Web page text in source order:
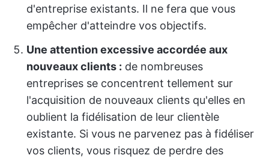
d'entreprise existants. Il ne fera que vous
empêcher d'atteindre vos objectifs.
Une attention excessive accordée aux
nouveaux clients : de nombreuses
entreprises se concentrent tellement sur
l'acquisition de nouveaux clients qu'elles en
oublient la fidélisation de leur clientèle
existante. Si vous ne parvenez pas à fidéliser
vos clients, vous risquez de perdre des